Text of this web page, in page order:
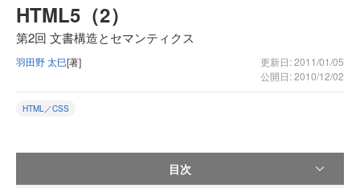
HTML5（2）
第2回 文書構造とセマンティクス
羽田野 太巳[著]
更新日: 2011/01/05
公開日: 2010/12/02
HTML／CSS
目次